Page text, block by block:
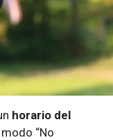
horario del
“No